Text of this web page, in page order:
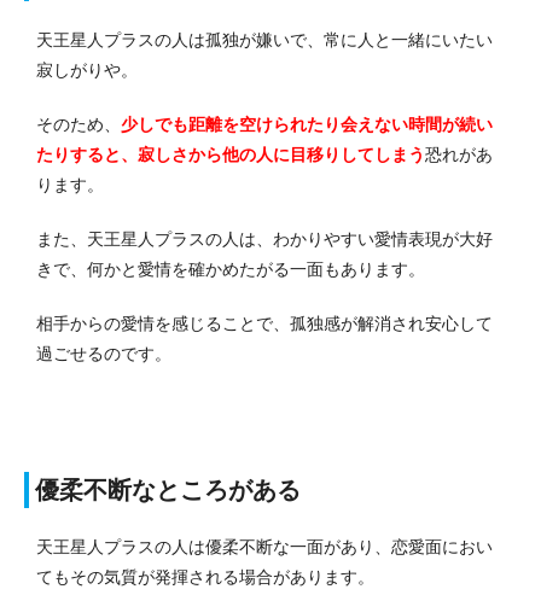
天王星人プラスの人は孤独が嫌いで、常に人と一緒にいたい
寂しがりや。
そのため、 少しでも距離を空けられたり会えない時間が続い
たりすると、寂しさから他の人に目移りしてしまう恐れがあ
ります。
また、天王星人プラスの人は、わかりやすい愛情表現が大好
きで、何かと愛情を確かめたがる一面もあります。
相手からの愛情を感じることで、孤独感が解消され安心して
過ごせるのです。
優柔不断なところがある
天王星人プラスの人は優柔不断な一面があり、恋愛面におい
てもその気質が発揮される場合があります。